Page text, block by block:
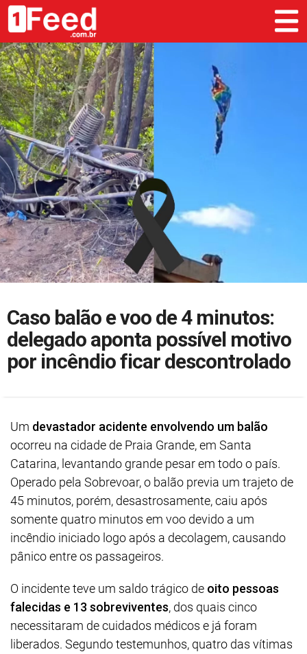
Caso balão e voo de 4 minutos:
delegado aponta possível motivo
por incêndio ficar descontrolado
Um devastador acidente envolvendo um balão
ocorreu na cidade de Praia Grande, em Santa
Catarina, levantando grande pesar em todo o país.
Operado pela Sobrevoar, o balão previa um trajeto de
45 minutos, porém, desastrosamente, caiu após
somente quatro minutos em voo devido a um
incêndio iniciado logo após a decolagem, causando
pânico entre os passageiros.
O incidente teve um saldo trágico de oito pessoas
falecidas e 13 sobreviventes, dos quais cinco
necessitaram de cuidados médicos e já foram
liberados. Segundo testemunhos, quatro das vítimas